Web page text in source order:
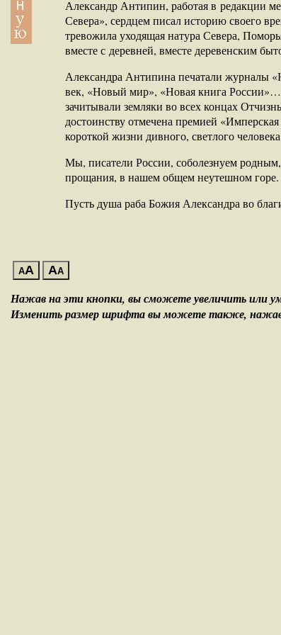
Александр Антипин, работая в редакции
Севера», сердцем писал историю своего
тревожила уходящая натура Севера,
вместе с деревней, вместе деревенским
Александра Антипина печатали журналы
век, «Новый мир», «Новая книга
зачитывали земляки во всех концах
достоинству отмечена премией
короткой жизни дивного, светлого
Мы, писатели России, соболезнуем
прощания, в нашем общем неутешном горе.
Пусть душа раба Божия Александра во
AA AA
Нажав на эти кнопки, вы сможете увеличить или
Изменить размер шрифта вы можете также,